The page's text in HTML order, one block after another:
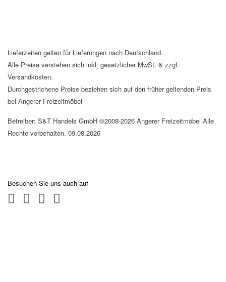
Lieferzeiten gelten für Lieferungen nach Deutschland.
Alle Preise verstehen sich inkl. gesetzlicher MwSt. & zzgl.
Versandkosten.
Durchgestrichene Preise beziehen sich auf den früher geltenden Preis
bei Angerer Freizeitmöbel
Betreiber: S&T Handels GmbH ©2008-2026 Angerer Freizeitmöbel Alle
Rechte vorbehalten. 09.08.2026
Besuchen Sie uns auch auf